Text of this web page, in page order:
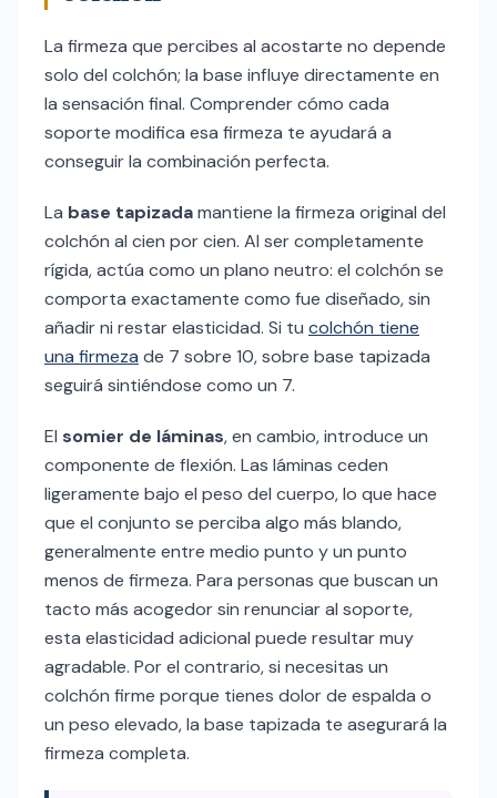
La firmeza que percibes al acostarte no depende
solo del colchón; la base influye directamente en
la sensación final. Comprender cómo cada
soporte modifica esa firmeza te ayudará a
conseguir la combinación perfecta.
La base tapizadamantiene la firmeza original del
colchón al cien por cien. Al ser completamente
rígida, actúa como un plano neutro: el colchón se
comporta exactamente como fue diseñado, sin
añadir ni restar elasticidad. Si tu colchón tiene
una firmeza de 7 sobre 10, sobre base tapizada
seguirá sintiéndose como un 7.
El somier de láminas, en cambio, introduce un
componente de flexión. Las láminas ceden
ligeramente bajo el peso del cuerpo, lo que hace
que el conjunto se perciba algo más blando,
generalmente entre medio punto y un punto
menos de firmeza. Para personas que buscan un
tacto más acogedor sin renunciar al soporte,
esta elasticidad adicional puede resultar muy
agradable. Por el contrario, si necesitas un
colchón firme porque tienes dolor de espalda o
un peso elevado, la base tapizada te asegurará la
firmeza completa.